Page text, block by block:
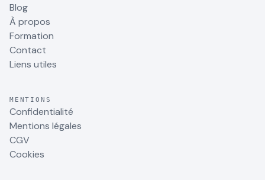
Blog
À propos
Formation
Contact
Liens utiles
MENTIONS
Confidentialité
Mentions légales
CGV
Cookies